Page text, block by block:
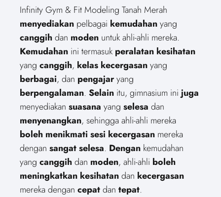
Infinity Gym & Fit Modeling Tanah Merah
menyediakan pelbagai kemudahanyang
canggihdan moden untuk ahli-ahli mereka.
Kemudahan ini termasuk peralatan kesihatan
yang canggih, kelas kecergasanyang
berbagai, dan pengajaryang
berpengalaman. Selain itu, gimnasium inijuga
menyediakan suasana yang selesa dan
menyenangkan, sehingga ahli-ahli mereka
boleh menikmati sesi kecergasan mereka
dengan sangatselesa. Dengan kemudahan
yang canggihdan moden, ahli-ahli boleh
meningkatkan kesihatandan kecergasan
mereka dengan cepatdan tepat.